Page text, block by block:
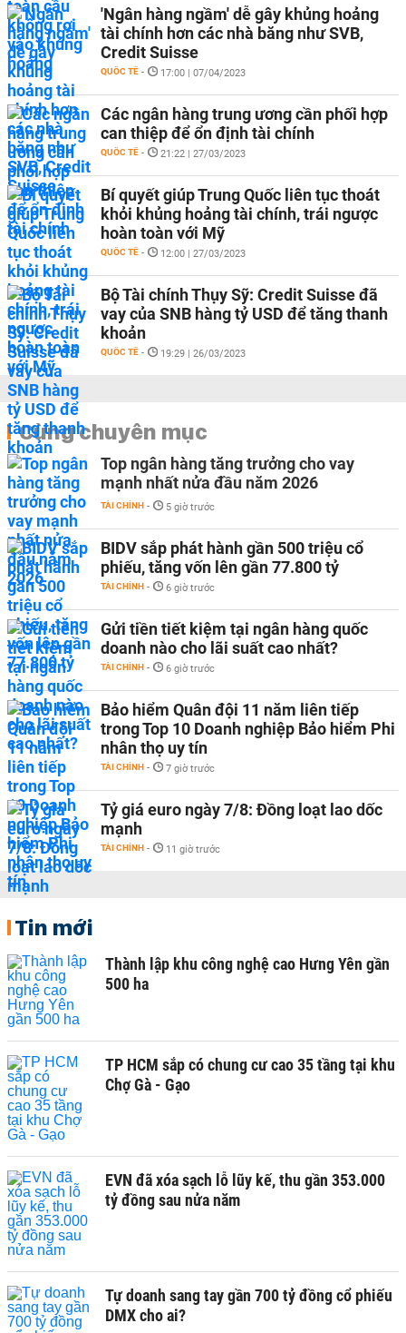
'Ngân hàng ngầm' dễ gây khủng hoảng
tài chính hơn các nhà băng như SVB,
Credit Suisse
QUỐC TẾ - 17:00 | 07/04/2023
Các ngân hàng trung ương cần phối hợp
can thiệp để ổn định tài chính
QUỐC TẾ - 21:22 | 27/03/2023
Bí quyết giúp Trung Quốc liên tục thoát
khỏi khủng hoảng tài chính, trái ngược
hoàn toàn với Mỹ
QUỐC TẾ - 12:00 | 27/03/2023
Bộ Tài chính Thụy Sỹ: Credit Suisse đã
vay của SNB hàng tỷ USD để tăng thanh
khoản
QUỐC TẾ - 19:29 | 26/03/2023
Cùng chuyên mục
Top ngân hàng tăng trưởng cho vay
mạnh nhất nửa đầu năm 2026
TÀI CHÍNH - 5 giờ trước
BIDV sắp phát hành gần 500 triệu cổ
phiếu, tăng vốn lên gần 77.800 tỷ
TÀI CHÍNH - 6 giờ trước
Gửi tiền tiết kiệm tại ngân hàng quốc
doanh nào cho lãi suất cao nhất?
TÀI CHÍNH - 6 giờ trước
Bảo hiểm Quân đội 11 năm liên tiếp
trong Top 10 Doanh nghiệp Bảo hiểm Phi
nhân thọ uy tín
TÀI CHÍNH - 7 giờ trước
Tỷ giá euro ngày 7/8: Đồng loạt lao dốc
mạnh
TÀI CHÍNH - 11 giờ trước
Tin mới
Thành lập khu công nghệ cao Hưng Yên gần
500 ha
TP HCM sắp có chung cư cao 35 tầng tại khu
Chợ Gà - Gạo
EVN đã xóa sạch lỗ lũy kế, thu gần 353.000
tỷ đồng sau nửa năm
Tự doanh sang tay gần 700 tỷ đồng cổ phiếu
DMX cho ai?